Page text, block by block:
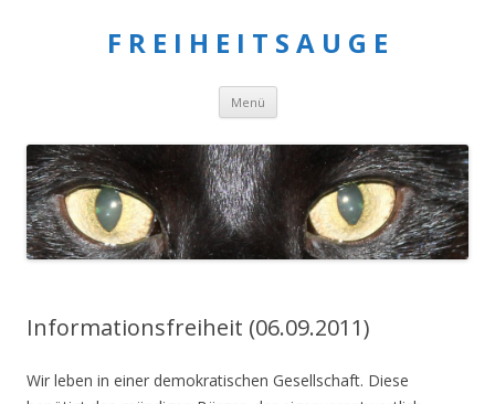
F R E I H E I T S A U G E
Menü Springe
Inhalt
Informationsfreiheit (06.09.2011)
Wir leben in einer demokratischen Gesellschaft. Diese